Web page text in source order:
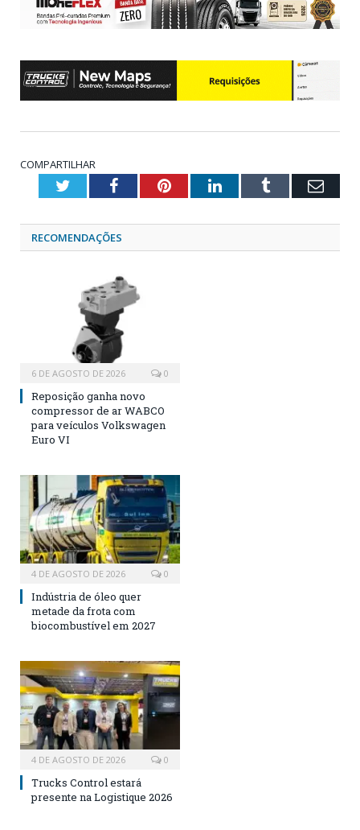
COMPARTILHAR
TwitterFacebookPinterestLinkedInTumblr
RECOMENDAÇÕES
6 DE AGOSTO DE 2026 0
Reposição ganha novo
compressor de ar WABCO
para veículos Volkswagen
Euro VI
4 DE AGOSTO DE 2026 0
Indústria de óleo quer
metade da frota com
biocombustível em 2027
4 DE AGOSTO DE 2026 0
Trucks Control estará
presente na Logistique 2026